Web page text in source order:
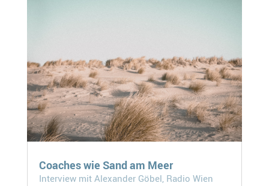
Coaches wie Sand am Meer
Interview mit Alexander Göbel, Radio Wien